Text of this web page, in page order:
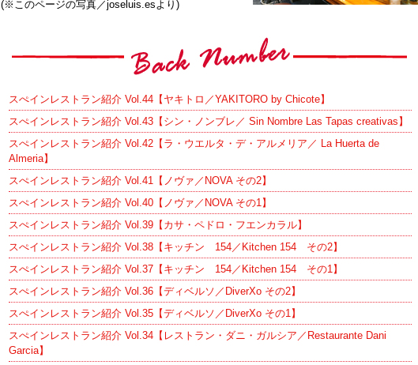
(※このページの写真／joseluis.esより)
スぺインレストラン紹介 Vol.44【ヤキトロ／YAKITORO by Chicote】
スぺインレストラン紹介 Vol.43【シン・ノンブレ／ Sin Nombre Las Tapas creativas】
スぺインレストラン紹介 Vol.42【ラ・ウエルタ・デ・アルメリア／ La Huerta de
Almeria】
スぺインレストラン紹介 Vol.41【ノヴァ／NOVA その2】
スぺインレストラン紹介 Vol.40【ノヴァ／NOVA その1】
スぺインレストラン紹介 Vol.39【カサ・ペドロ・フエンカラル】
スぺインレストラン紹介 Vol.38【キッチン 154／Kitchen 154 その2】
スぺインレストラン紹介 Vol.37【キッチン 154／Kitchen 154 その1】
スぺインレストラン紹介 Vol.36【ディベルソ／DiverXo その2】
スぺインレストラン紹介 Vol.35【ディベルソ／DiverXo その1】
スぺインレストラン紹介 Vol.34【レストラン・ダニ・ガルシア／Restaurante Dani
Garcia】